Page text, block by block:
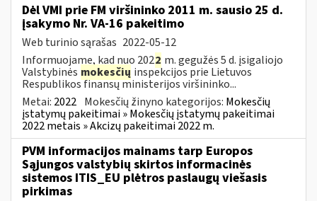
Dėl VMI prie FM viršininko 2011 m. sausio 25 d.
įsakymo Nr. VA-16 pakeitimo
Web turinio sąrašas 2022-05-12
Informuojame, kad nuo 2022 m. gegužės 5 d. įsigaliojo
Valstybinės mokesčių inspekcijos prie Lietuvos
Respublikos finansų ministerijos viršininko...
Metai: 2022 Mokesčių žinyno kategorijos: Mokesčių
įstatymų pakeitimai » Mokesčių įstatymų pakeitimai
2022 metais » Akcizų pakeitimai 2022 m.
PVM informacijos mainams tarp Europos
Sąjungos valstybių skirtos informacinės
sistemos ITIS_EU plėtros paslaugų viešasis
pirkimas